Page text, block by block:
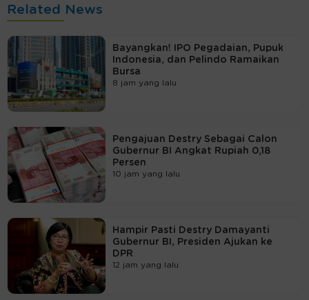
Related News
Bayangkan! IPO Pegadaian, Pupuk
Indonesia, dan Pelindo Ramaikan
Bursa
8 jam yang lalu
Pengajuan Destry Sebagai Calon
Gubernur BI Angkat Rupiah 0,18
Persen
10 jam yang lalu
Hampir Pasti Destry Damayanti
Gubernur BI, Presiden Ajukan ke
DPR
12 jam yang lalu